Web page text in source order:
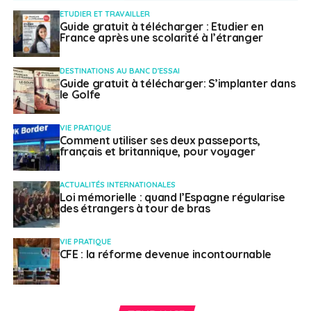
toujours rassuré les investisseurs Français qui
souhaitent investir au Québec, c’est la langue que nous
partageons, mais aussi le fonctionnement commun des
immobilières »,témoigne M. Chareyron.
Des bureaux clé en
main
Quant au marché immobilier commercial à Montréal, il
a poursuivi sa croissance au deuxième trimestre de
cette année constate Alfid : les pôles de l’immobilier de
bureaux de banlieue se sont particulièrement bien tirés
d’affaire dans la plupart des villes.
d’inoccupation national de l’immobilier de bureaux de
banlieue s’inscrit aujourd’hui à 90 points de base de
ETUDIER ET TRAVAILLER
Guide gratuit à télécharger : Etudier en
France après une scolarité à l’étranger
DESTINATIONS AU BANC D'ESSAI
Guide gratuit à télécharger: S’implanter dans
le Golfe
VIE PRATIQUE
Comment utiliser ses deux passeports,
français et britannique, pour voyager
ACTUALITÉS INTERNATIONALES
Loi mémorielle : quand l’Espagne régularise
des étrangers à tour de bras
VIE PRATIQUE
CFE : la réforme devenue incontournable